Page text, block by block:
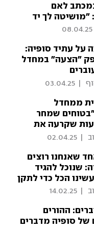
לאם
"מושיטה לך יד
08.04.25
על עתיד סופיה:
"הצעה" במחדל
03.04.25
ממחדל
שמחר
שקרעה את
02.04.25
שאנחנו רוצים
שנוכל להגיד
הכל כדי לתקן
14.02.25
ההורים
של סופיה מדברים